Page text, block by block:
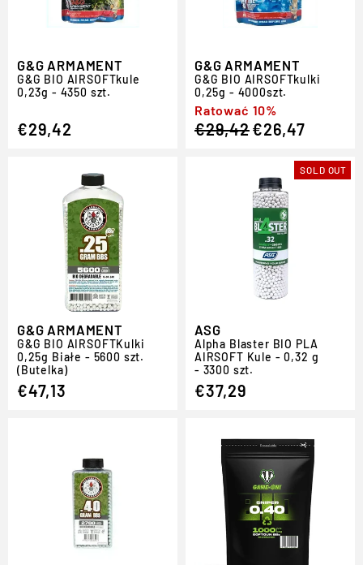
G&G ARMAMENT
G&G BIO AIRSOFTkule
0,23g - 4350 szt.
€29,42
G&G ARMAMENT
G&G BIO AIRSOFTkulki
0,25g - 4000szt.
Ratować 10%
Regular
price
€29,42
Sale
price
€26,47
G&G ARMAMENT
G&G BIO AIRSOFTKulki
0,25g Białe - 5600 szt.
(Butelka)
€47,13
SOLD OUT
ASG
Alpha Blaster BIO PLA
AIRSOFT Kule - 0,32 g
- 3300 szt.
€37,29